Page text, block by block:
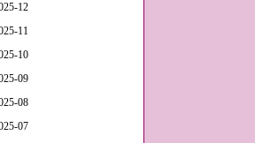
12
11
10
09
08
07